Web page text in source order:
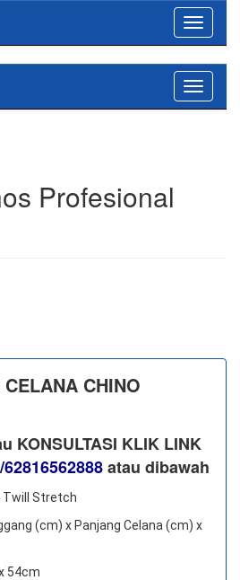
Toggle
Toggle
Profesional
CHINO
KONSULTASI KLIK LINK
​ atau dibawah
Twill Stretch
(cm) x Panjang Celana (cm) x
54cm